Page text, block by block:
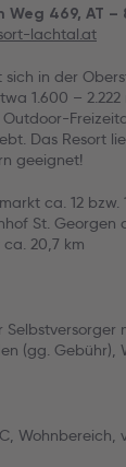
469, AT
lachtal.at
in der
1.600 –
Das Resort
geeignet!
ca. 12
St.
20,7 km
Selbstversorger
(gg. Gebühr),
Wohnbereich,